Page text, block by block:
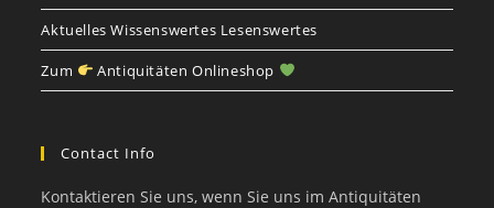
Aktuelles Wissenswertes Lesenswertes
Zum Antiquitäten Onlineshop
Contact Info
Kontaktieren Sie uns, wenn Sie uns im Antiquitäten